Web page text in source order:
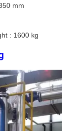
mm
: 1600 kg